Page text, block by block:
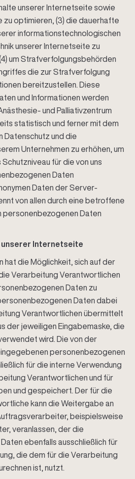
unserer Internetseite sowie
zu optimieren, (3) die dauerhafte
informationstechnologischen
unserer Internetseite zu
um Strafverfolgungsbehörden
die zur Strafverfolgung
bereitzustellen. Diese
und Informationen werden
und Palliativzentrum
statistisch und ferner mit dem
Datenschutz und die
Unternehmen zu erhöhen, um
für die von uns
Daten
Daten der Server-
von allen durch eine betroffene
personenbezogenen Daten
Internetseite
hat die Möglichkeit, sich auf der
Verarbeitung Verantwortlichen
Daten zu
Daten dabei
Verantwortlichen übermittelt
der jeweiligen Eingabemaske, die
wird. Die von der
personenbezogenen
für die interne Verwendung
Verantwortlichen und für
und gespeichert. Der für die
kann die Weitergabe an
beispielsweise
veranlassen, der die
ebenfalls ausschließlich für
die dem für die Verarbeitung
ist, nutzt.